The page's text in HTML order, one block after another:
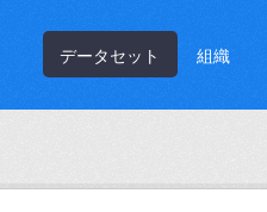
データセット
組織